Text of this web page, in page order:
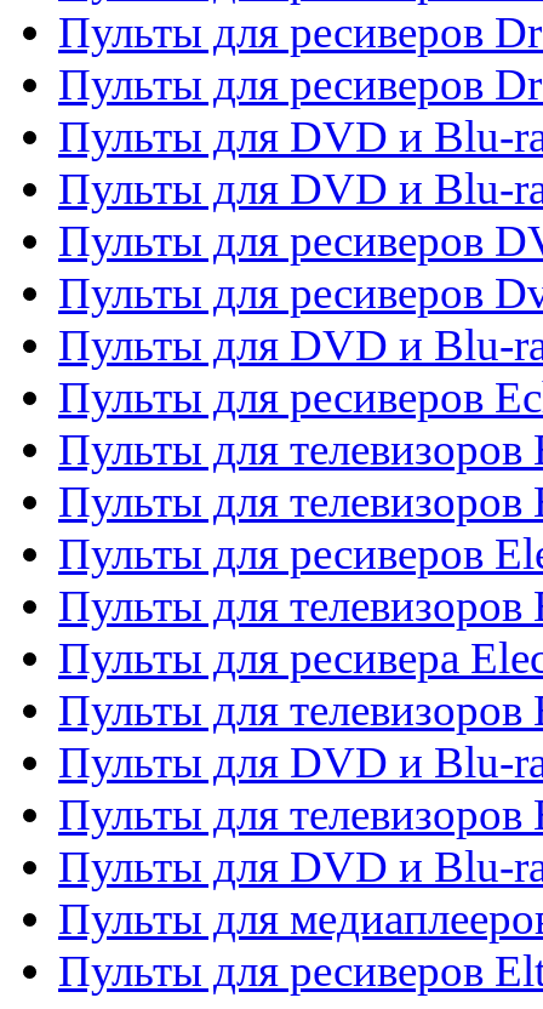
Пульты для ресиверов
Пульты для ресиверов
Пульты для DVD и Blu-
Пульты для DVD и Blu-
Пульты для ресиверов
Пульты для ресиверов
Пульты для DVD и Blu-
Пульты для ресиверов
Пульты для телевизоров
Пульты для телевизоров
Пульты для ресиверов
Пульты для телевизоров
Пульты для ресивера
Пульты для телевизоров
Пульты для DVD и Blu-
Пульты для телевизоров
Пульты для DVD и Blu-
Пульты для
Пульты для ресиверов